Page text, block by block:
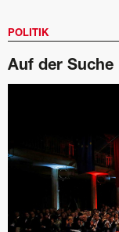
POLITIK
Auf der